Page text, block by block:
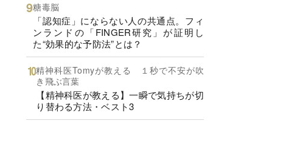
糖毒脳
「認知症」にならない人の共通点。フィ
ンランドの「FINGER研究」が証明し
た“効果的な予防法”とは？
精神科医Tomyが教える １秒で不安が吹
き飛ぶ言葉
【精神科医が教える】一瞬で気持ちが切
り替わる方法・ベスト3